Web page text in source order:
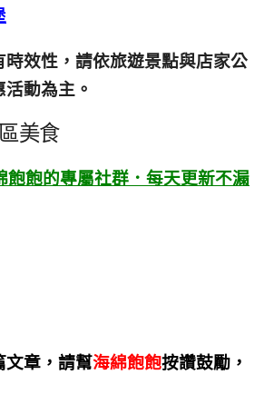
效性，請依旅遊景點與店家公
動為主。
美食
飽的專屬社群．每天更新不漏
文章，請幫海綿飽飽按讚鼓勵，